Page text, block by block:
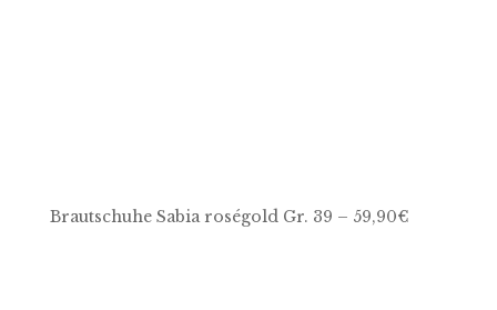
Brautschuhe Sabia roségold Gr. 39 – 59,90€